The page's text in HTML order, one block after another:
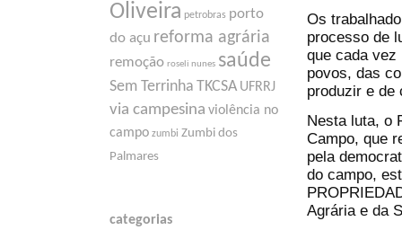
Oliveira petrobras porto
do açu reforma agrária
remoção roseli nunes saúde
Sem Terrinha TKCSA UFRRJ
via campesina violência no
campo zumbi Zumbi dos
Palmares
categorias
Os
processo de
que cada
povos, das
produzir e de
Nesta luta, o
Campo, que
pela
do campo,
Agrária e da